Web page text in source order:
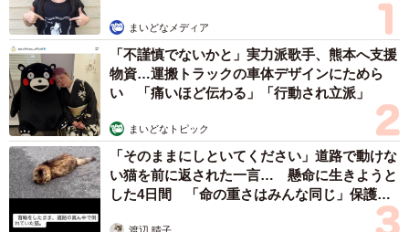
結局、Aさんは泣く泣く「おうちサロン」を諦めることにな
りました。
「せっかくお客様もついてきたところですが、事務所を借
りるとなると正直赤字になってしまいます。せっかく揃え
た什器ももったいないですが、少しずつメルカリで売りま
す」とAさん。「しかし、こんな決まりがマンションにある
まいどなメディア
「不謹慎でないかと」実力派歌手、熊本へ支援
物資…運搬トラックの車体デザインにためら
い 「痛いほど伝わる」「行動され立派」
まいどなトピック
「そのままにしといてください」道路で動けな
い猫を前に返された一言… 懸命に生きようと
した4日間 「命の重さはみんな同じ」保護団
渡辺 晴子